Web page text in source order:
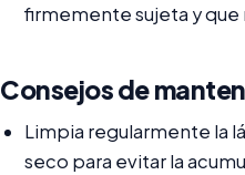
firmemente sujeta y que
Consejos de
Limpia regularmente la
seco para evitar la